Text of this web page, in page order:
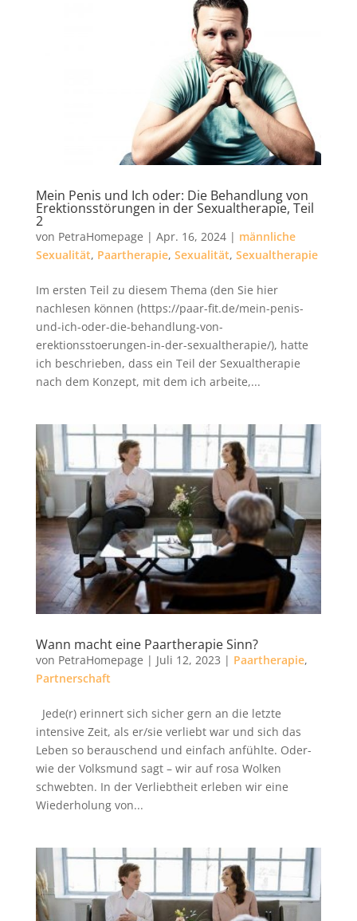
Mein Penis und Ich oder: Die Behandlung von
Erektionsstörungen in der Sexualtherapie, Teil
2
von PetraHomepage | Apr. 16, 2024| männliche
Sexualität, Paartherapie, Sexualität, Sexualtherapie
Im ersten Teil zu diesem Thema (den Sie hier
nachlesen können (https://paar-fit.de/mein-penis-
und-ich-oder-die-behandlung-von-
erektionsstoerungen-in-der-sexualtherapie/), hatte
ich beschrieben, dass ein Teil der Sexualtherapie
nach dem Konzept, mit dem ich arbeite,...
Wann macht eine Paartherapie Sinn?
von PetraHomepage | Juli 12, 2023 | Paartherapie,
Partnerschaft
Jede(r) erinnert sich sicher gern an die letzte
intensive Zeit, als er/sie verliebt war und sich das
Leben so berauschend und einfach anfühlte. Oder-
wie der Volksmund sagt – wir auf rosa Wolken
schwebten. In der Verliebtheit erleben wir eine
Wiederholung von...